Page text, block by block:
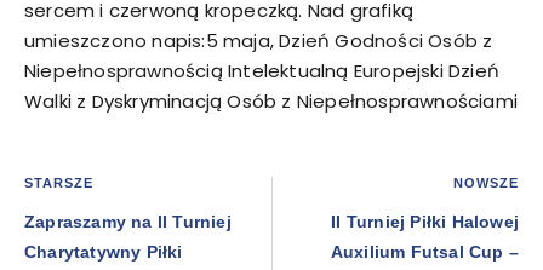
sercem i czerwoną kropeczką. Nad grafiką
umieszczono napis:5 maja, Dzień Godności Osób z
Niepełnosprawnością Intelektualną Europejski Dzień
Walki z Dyskryminacją Osób z Niepełnosprawnościami
STARSZE
Zapraszamy na II Turniej
Charytatywny Piłki
NOWSZE
II Turniej Piłki Halowej
Auxilium Futsal Cup –